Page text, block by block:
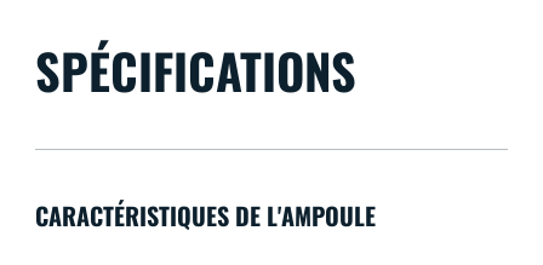
SPÉCIFICATIONS
CARACTÉRISTIQUES DE L'AMPOULE